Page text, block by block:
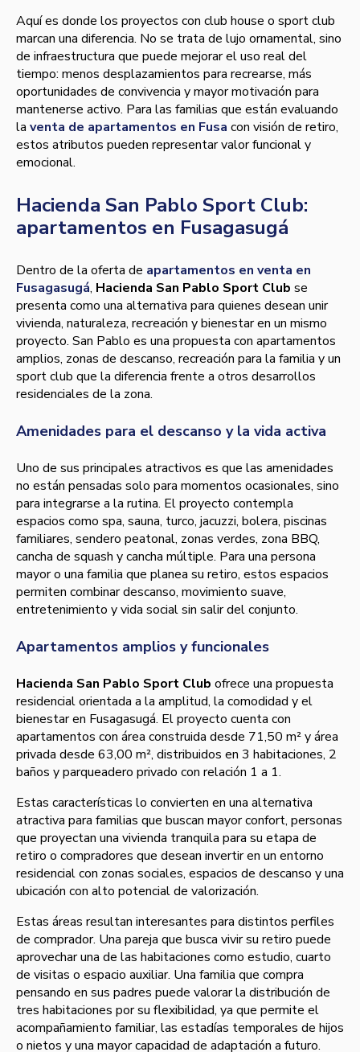
Aquí es donde los proyectos con club house o sport club
marcan una diferencia. No se trata de lujo ornamental, sino
de infraestructura que puede mejorar el uso real del
tiempo: menos desplazamientos para recrearse, más
oportunidades de convivencia y mayor motivación para
mantenerse activo. Para las familias que están evaluando
la venta de apartamentos en Fusa con visión de retiro,
estos atributos pueden representar valor funcional y
emocional.
Hacienda San Pablo Sport Club:
apartamentos en Fusagasugá
Dentro de la oferta de apartamentos en venta en
Fusagasugá, Hacienda San Pablo Sport Club se
presenta como una alternativa para quienes desean unir
vivienda, naturaleza, recreación y bienestar en un mismo
proyecto. San Pablo es una propuesta con apartamentos
amplios, zonas de descanso, recreación para la familia y un
sport club que la diferencia frente a otros desarrollos
residenciales de la zona.
Amenidades para el descanso y la vida activa
Uno de sus principales atractivos es que las amenidades
no están pensadas solo para momentos ocasionales, sino
para integrarse a la rutina. El proyecto contempla
espacios como spa, sauna, turco, jacuzzi, bolera, piscinas
familiares, sendero peatonal, zonas verdes, zona BBQ,
cancha de squash y cancha múltiple. Para una persona
mayor o una familia que planea su retiro, estos espacios
permiten combinar descanso, movimiento suave,
entretenimiento y vida social sin salir del conjunto.
Apartamentos amplios y funcionales
Hacienda San Pablo Sport Club ofrece una propuesta
residencial orientada a la amplitud, la comodidad y el
bienestar en Fusagasugá. El proyecto cuenta con
apartamentos con área construida desde 71,50 m² y área
privada desde 63,00 m², distribuidos en 3 habitaciones, 2
baños y parqueadero privado con relación 1 a 1.
Estas características lo convierten en una alternativa
atractiva para familias que buscan mayor confort, personas
que proyectan una vivienda tranquila para su etapa de
retiro o compradores que desean invertir en un entorno
residencial con zonas sociales, espacios de descanso y una
ubicación con alto potencial de valorización.
Estas áreas resultan interesantes para distintos perfiles
de comprador. Una pareja que busca vivir su retiro puede
aprovechar una de las habitaciones como estudio, cuarto
de visitas o espacio auxiliar. Una familia que compra
pensando en sus padres puede valorar la distribución de
tres habitaciones por su flexibilidad, ya que permite el
acompañamiento familiar, las estadías temporales de hijos
o nietos y una mayor capacidad de adaptación a futuro.